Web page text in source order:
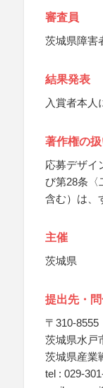
審査員
茨城県障害
結果発表
入賞者本人
著作権の
応募デザイ
び第28条〈
含む）は、
主催
茨城県
提出先・
〒310-8555
茨城県水戸
茨城県産業
tel : 029-